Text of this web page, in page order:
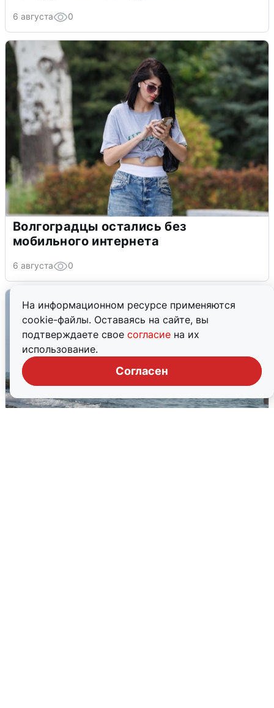
На информационном ресурсе применяются
cookie-файлы. Оставаясь на сайте, вы
подтверждаете свое согласие на их
использование.
Согласен
6 августа 0
Волгоградцы остались без
мобильного интернета
6 августа 0